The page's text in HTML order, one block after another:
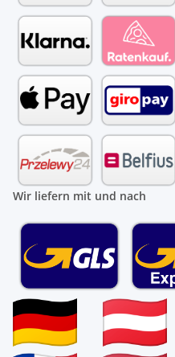
Wir liefern mit und nach